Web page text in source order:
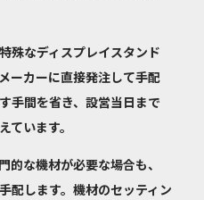
殊なディスプレイスタンド
ーカーに直接発注して手配
手間を省き、設営当日まで
ています。
的な機材が必要な場合も、
配します。機材のセッティン